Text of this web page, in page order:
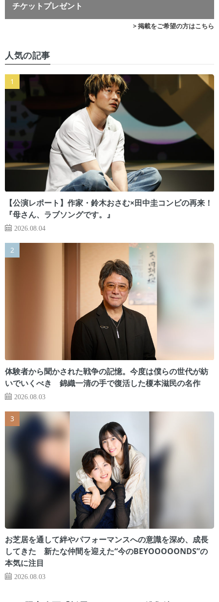
チケットプレゼント
> 掲載をご希望の方はこちら
人気の記事
【公演レポート】作家・鈴木おさむ×田中圭コンビの再来！
『母さん、ラブソングです。』
2026.08.04
体験者から聞かされた戦争の記憶。今度は僕らの世代が紡
いでいくべき 錦織一清の手で復活した榎本滋民の名作
2026.08.03
お芝居を通して絆やパフォーマンスへの意識を深め、成長
してきた 新たな仲間を迎えた“今のBEYOOOOONDS”の
本気に注目
2026.08.03